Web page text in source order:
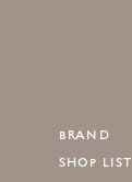
BRAND
SHOP LIST